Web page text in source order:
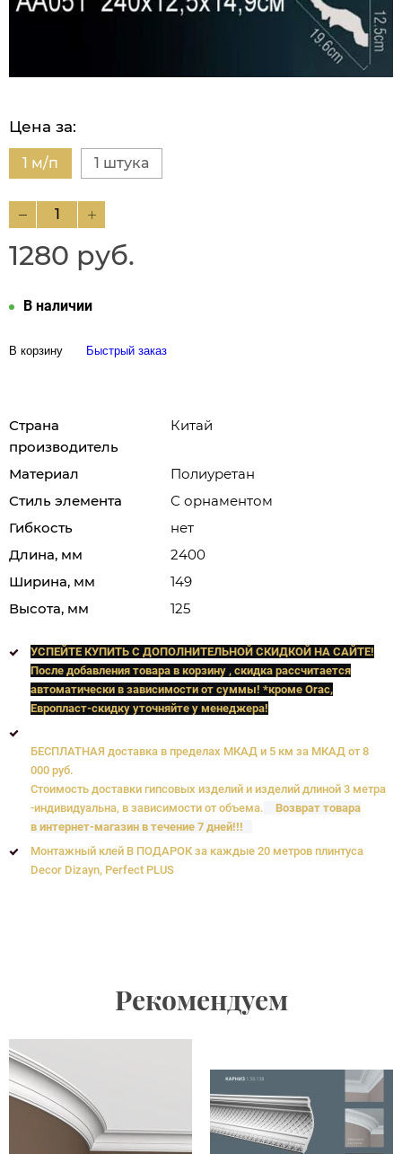
Цена за:
1 м/п 1 штука
1280 руб.
В наличии
В корзину Быстрый заказ
Страна
производитель
Китай
Материал
Полиуретан
Стиль элемента
С орнаментом
Гибкость
нет
Длина, мм
2400
Ширина, мм
149
Высота, мм
125
УСПЕЙТЕ КУПИТЬ C ДОПОЛНИТЕЛЬНОЙ СКИДКОЙ НА САЙТЕ!
После добавления товара в корзину , скидка рассчитается
автоматически в зависимости от суммы! *кроме Orac,
Европласт-скидку уточняйте у менеджера!
БЕСПЛАТНАЯ доставка в пределах МКАД и 5 км за МКАД от 8
000 руб.
Стоимость доставки гипсовых изделий и изделий длиной 3 метра
-индивидуальна, в зависимости от объема.
Возврат товара
в интернет-магазин в течение 7 дней!!!
Монтажный клей В ПОДАРОК за каждые 20 метров плинтуса
Decor Dizayn, Perfect PLUS
Рекомендуем